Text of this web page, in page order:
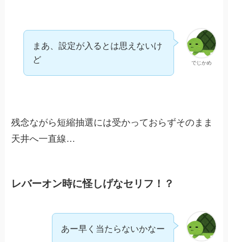
でじかめ
まあ、設定が入るとは思えないけ
ど
残念ながら短縮抽選には受かっておらずそのまま
天井へ一直線…
レバーオン時に怪しげなセリフ！？
あー早く当たらないかなー